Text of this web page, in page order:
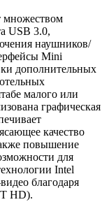
множеством
USB 3.0,
наушников/
Mini
дополнительных
малого или
графическая
качество
повышение
для
Intel
благодаря
HD).